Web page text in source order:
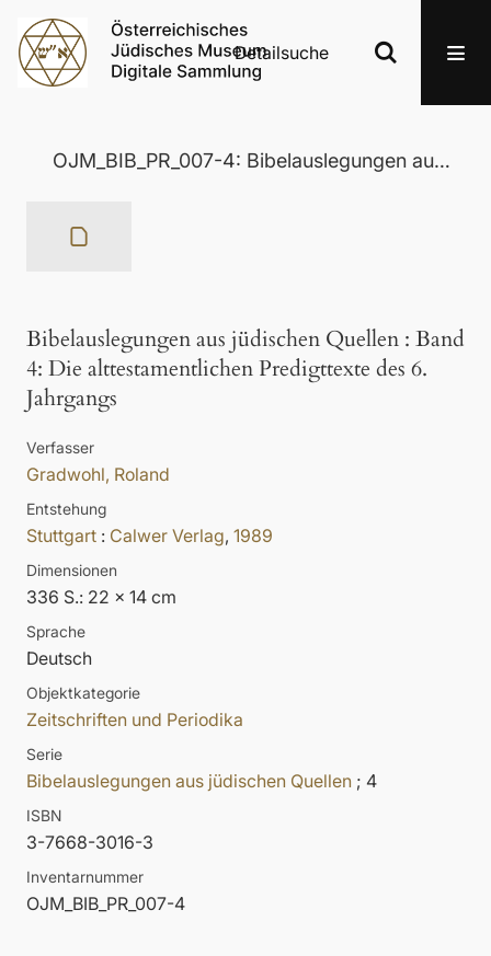
Detailsuche
OJM_BIB_PR_007-4: Bibelauslegungen aus jüdischen Quellen
Bibelauslegungen aus jüdischen Quellen : Band
4: Die alttestamentlichen Predigttexte des 6.
Jahrgangs
Verfasser
Gradwohl, Roland
Entstehung
Stuttgart : Calwer Verlag, 1989
Dimensionen
336 S.: 22 x 14 cm
Sprache
Deutsch
Objektkategorie
Zeitschriften und Periodika
Serie
Bibelauslegungen aus jüdischen Quellen ; 4
ISBN
3-7668-3016-3
Inventarnummer
OJM_BIB_PR_007-4